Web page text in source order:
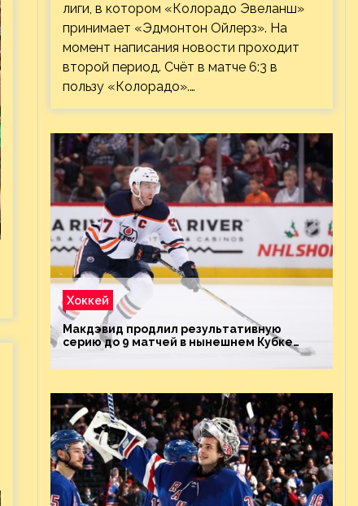
лиги, в котором «Колорадо Эвеланш»
принимает «Эдмонтон Ойлерз». На
момент написания новости проходит
второй период. Счёт в матче 6:3 в
пользу «Колорадо».…
Хоккей
Макдэвид продлил результативную
серию до 9 матчей в нынешнем Кубке